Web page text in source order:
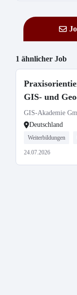
1 ähnlicher Job
GIS- und
GIS-Akademie
Deutschland
Weiterbildungen
24.07.2026